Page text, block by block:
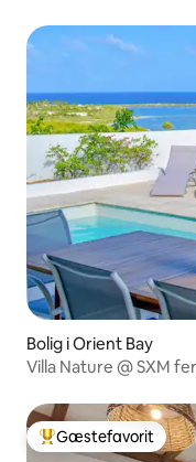
Bolig i Orient Bay
Villa Nature @ SXM
Bedste gæstefavorit
Gæstefavorit